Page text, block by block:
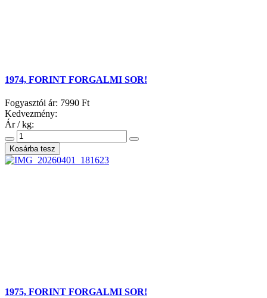
1974, FORINT FORGALMI SOR!
Fogyasztói ár: 7990 Ft
Kedvezmény:
Ár / kg:
1975, FORINT FORGALMI SOR!